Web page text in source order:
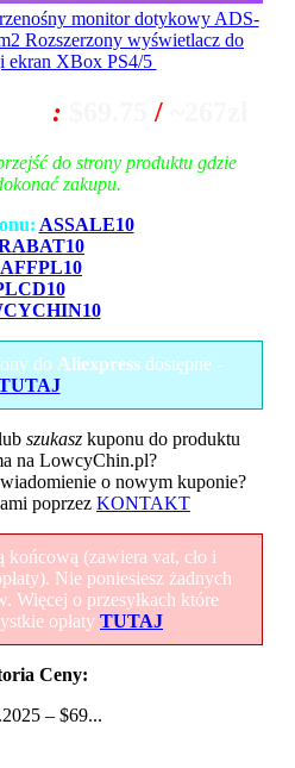
monitor dotykowy ADS-
Rozszerzony wyświetlacz do
ekran XBox PS4/5
: /
do strony produktu gdzie
zakupu.
ASSALE10
do Aliexpressdostępne -
szukaszkuponu do produktu
na LowcyChin.pl?
o nowym kuponie?
poprzez KONTAKT
końcową (zawiera vat, cło i
Nie poniesiesz żadnych
Więcej o przesyłkach które
opłaty TUTAJ
Ceny:
– $69...